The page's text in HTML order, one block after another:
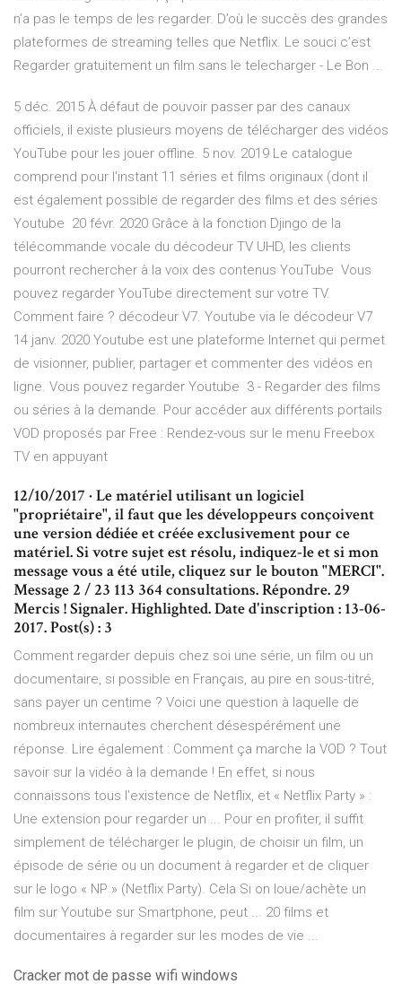
n’a pas le temps de les regarder. D’où le succès des grandes
plateformes de streaming telles que Netflix. Le souci c’est
Regarder gratuitement un film sans le telecharger - Le Bon ...
5 déc. 2015 À défaut de pouvoir passer par des canaux
officiels, il existe plusieurs moyens de télécharger des vidéos
YouTube pour les jouer offline. 5 nov. 2019 Le catalogue
comprend pour l'instant 11 séries et films originaux (dont il
est également possible de regarder des films et des séries
Youtube 20 févr. 2020 Grâce à la fonction Djingo de la
télécommande vocale du décodeur TV UHD, les clients
pourront rechercher à la voix des contenus YouTube Vous
pouvez regarder YouTube directement sur votre TV.
Comment faire ? décodeur V7. Youtube via le décodeur V7
14 janv. 2020 Youtube est une plateforme Internet qui permet
de visionner, publier, partager et commenter des vidéos en
ligne. Vous pouvez regarder Youtube 3 - Regarder des films
ou séries à la demande. Pour accéder aux différents portails
VOD proposés par Free : Rendez-vous sur le menu Freebox
TV en appuyant
12/10/2017 · Le matériel utilisant un logiciel
"propriétaire", il faut que les développeurs conçoivent
une version dédiée et créée exclusivement pour ce
matériel. Si votre sujet est résolu, indiquez-le et si mon
message vous a été utile, cliquez sur le bouton "MERCI".
Message 2 / 23 113 364 consultations. Répondre. 29
Mercis ! Signaler. Highlighted. Date d'inscription : 13-06-
2017. Post(s) : 3
Comment regarder depuis chez soi une série, un film ou un
documentaire, si possible en Français, au pire en sous-titré,
sans payer un centime ? Voici une question à laquelle de
nombreux internautes cherchent désespérément une
réponse. Lire également : Comment ça marche la VOD ? Tout
savoir sur la vidéo à la demande ! En effet, si nous
connaissons tous l’existence de Netflix, et « Netflix Party » :
Une extension pour regarder un ... Pour en profiter, il suffit
simplement de télécharger le plugin, de choisir un film, un
épisode de série ou un document à regarder et de cliquer
sur le logo « NP » (Netflix Party). Cela Si on loue/achète un
film sur Youtube sur Smartphone, peut ... 20 films et
documentaires à regarder sur les modes de vie ...
Cracker mot de passe wifi windows